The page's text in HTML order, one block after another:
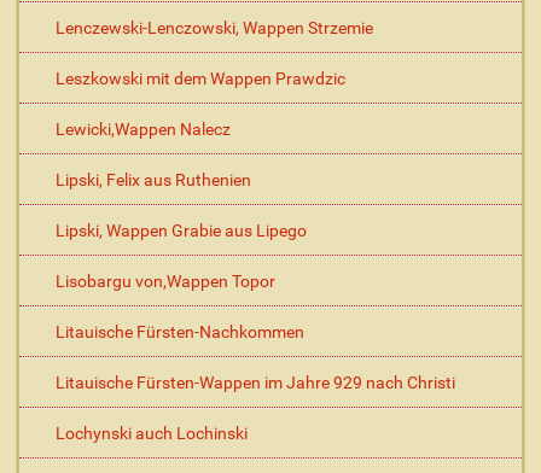
Lenczewski-Lenczowski, Wappen Strzemie
Leszkowski mit dem Wappen Prawdzic
Lewicki,Wappen Nalecz
Lipski, Felix aus Ruthenien
Lipski, Wappen Grabie aus Lipego
Lisobargu von,Wappen Topor
Litauische Fürsten-Nachkommen
Litauische Fürsten-Wappen im Jahre 929 nach Christi
Lochynski auch Lochinski